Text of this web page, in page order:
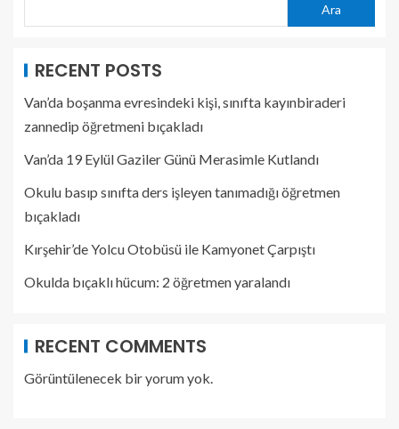
Ara
RECENT POSTS
Van’da boşanma evresindeki kişi, sınıfta kayınbiraderi
zannedip öğretmeni bıçakladı
Van’da 19 Eylül Gaziler Günü Merasimle Kutlandı
Okulu basıp sınıfta ders işleyen tanımadığı öğretmen
bıçakladı
Kırşehir’de Yolcu Otobüsü ile Kamyonet Çarpıştı
Okulda bıçaklı hücum: 2 öğretmen yaralandı
RECENT COMMENTS
Görüntülenecek bir yorum yok.